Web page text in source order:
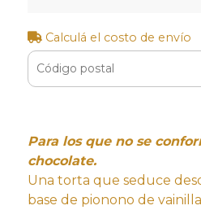
Calculá el costo de envío
Para los que no se
chocolate.
Una torta que seduce
base de pionono de